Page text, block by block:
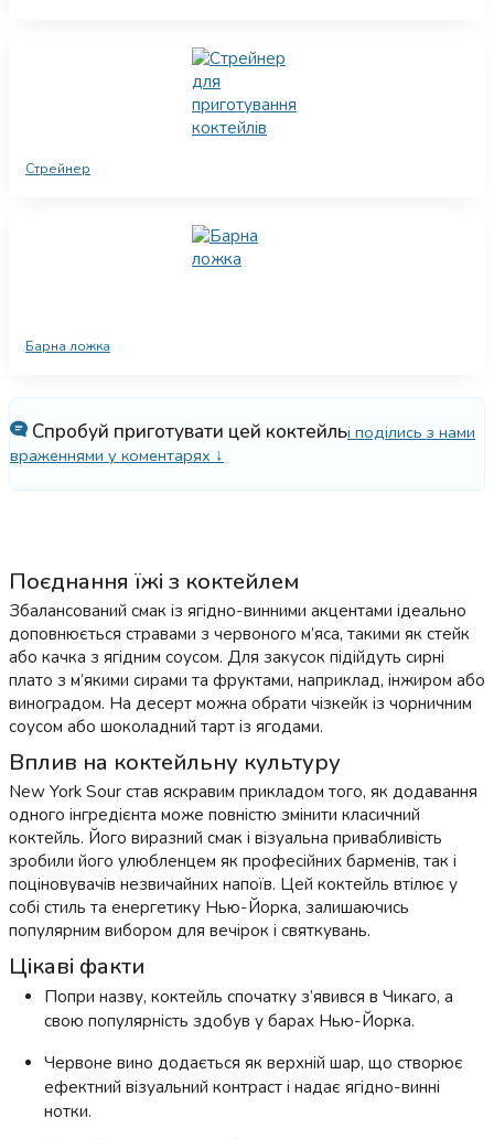
Стрейнер
Барна ложка
Спробуй приготувати цей коктейльі поділись з нами
враженнями у коментарях ↓
Поєднання їжі з коктейлем
Збалансований смак із ягідно-винними акцентами ідеально
доповнюється стравами з червоного м’яса, такими як стейк
або качка з ягідним соусом. Для закусок підійдуть сирні
плато з м’якими сирами та фруктами, наприклад, інжиром або
виноградом. На десерт можна обрати чізкейк із чорничним
соусом або шоколадний тарт із ягодами.
Вплив на коктейльну культуру
New York Sour став яскравим прикладом того, як додавання
одного інгредієнта може повністю змінити класичний
коктейль. Його виразний смак і візуальна привабливість
зробили його улюбленцем як професійних барменів, так і
поціновувачів незвичайних напоїв. Цей коктейль втілює у
собі стиль та енергетику Нью-Йорка, залишаючись
популярним вибором для вечірок і святкувань.
Цікаві факти
Попри назву, коктейль спочатку з’явився в Чикаго, а
свою популярність здобув у барах Нью-Йорка.
Червоне вино додається як верхній шар, що створює
ефектний візуальний контраст і надає ягідно-винні
нотки.